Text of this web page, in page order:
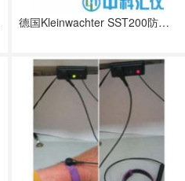
德国Kleinwachter SST200防静电鞋检测仪